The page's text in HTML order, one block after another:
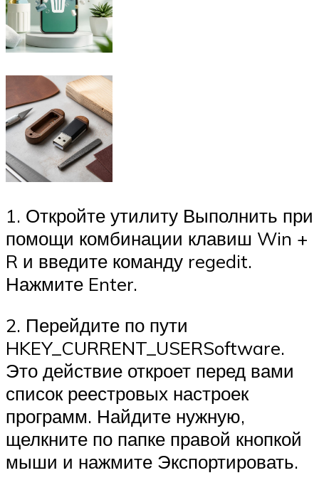
1. Откройте утилиту Выполнить при
помощи комбинации клавиш Win +
R и введите команду regedit.
Нажмите Enter.
2. Перейдите по пути
HKEY_CURRENT_USERSoftware.
Это действие откроет перед вами
список реестровых настроек
программ. Найдите нужную,
щелкните по папке правой кнопкой
мыши и нажмите Экспортировать.